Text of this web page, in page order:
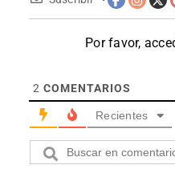
Por favor,
2 COMENTARIOS
Recientes